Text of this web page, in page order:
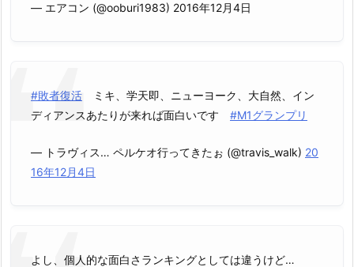
— エアコン (@ooburi1983) 2016年12月4日
#敗者復活 ミキ、学天即、ニューヨーク、大自然、イン
ディアンスあたりが来れば面白いです #M1グランプリ
— トラヴィス… ペルケオ行ってきたぉ (@travis_walk) 20
16年12月4日
よし、個人的な面白さランキングとしては違うけど…